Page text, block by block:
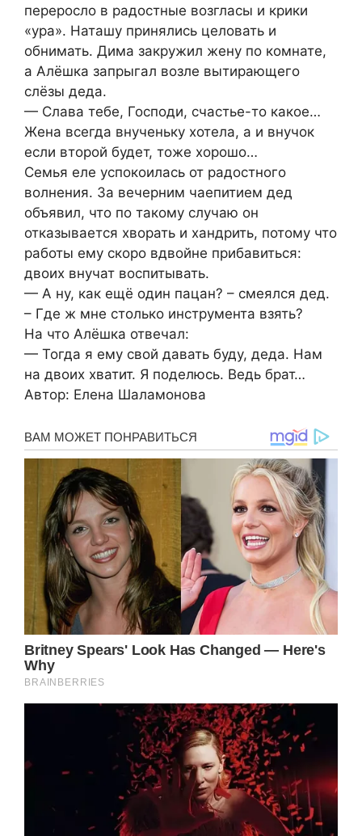
переросло в радостные возгласы и крики
«ура». Наташу принялись целовать и
обнимать. Дима закружил жену по комнате,
а Алёшка запрыгал возле вытирающего
слёзы деда.
— Слава тебе, Господи, счастье-то какое…
Жена всегда внученьку хотела, а и внучок
если второй будет, тоже хорошо…
Семья еле успокоилась от радостного
волнения. За вечерним чаепитием дед
объявил, что по такому случаю он
отказывается хворать и хандрить, потому что
работы ему скоро вдвойне прибавиться:
двоих внучат воспитывать.
— А ну, как ещё один пацан? – смеялся дед.
– Где ж мне столько инструмента взять?
На что Алёшка отвечал:
— Тогда я ему свой давать буду, деда. Нам
на двоих хватит. Я поделюсь. Ведь брат…
Автор: Елена Шаламонова